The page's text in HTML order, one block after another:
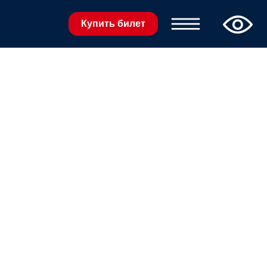
Купить билет